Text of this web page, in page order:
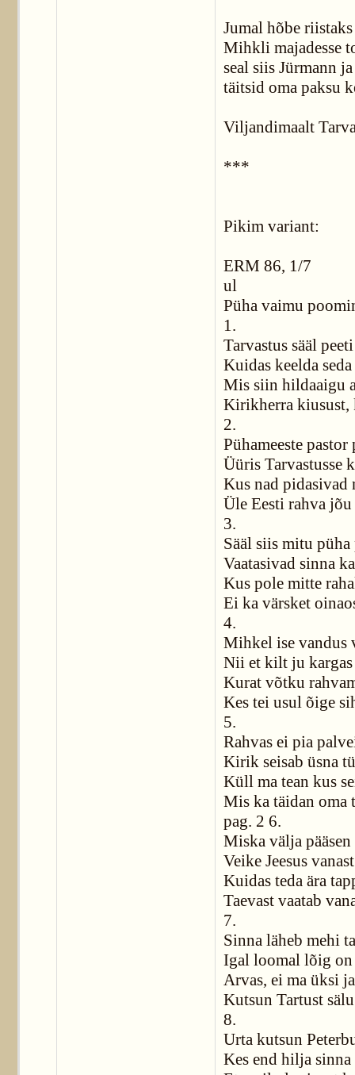
Jumal hõbe
Mihkli majadesse
seal siis Jürmann
täitsid oma paksu
Viljandimaalt
***
Pikim variant:
ERM 86, 1/7
ul
Püha vaimu
1.
Tarvastus sääl
Kuidas keelda
Mis siin hildaaigu
Kirikherra kiusust,
2.
Pühameeste pastor
Üüris Tarvastusse
Kus nad pidasivad
Üle Eesti rahva jõu
3.
Sääl siis mitu püha
Vaatasivad sinna
Kus pole mitte
Ei ka värsket
4.
Mihkel ise vandus
Nii et kilt ju
Kurat võtku
Kes tei usul õige
5.
Rahvas ei pia
Kirik seisab üsna
Küll ma tean kus
Mis ka täidan oma
pag. 2 6.
Miska välja pääsen
Veike Jeesus
Kuidas teda ära
Taevast vaatab
7.
Sinna läheb mehi
Igal loomal lõig on
Arvas, ei ma üksi
Kutsun Tartust sälu
8.
Urta kutsun
Kes end hilja